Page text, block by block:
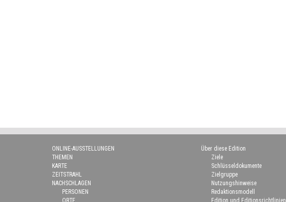
ONLINE-AUSSTELLUNGEN
THEMEN
KARTE
ZEITSTRAHL
NACHSCHLAGEN
PERSONEN
ORTE
Über diese Edition
Ziele
Schlüsseldokumente
Zielgruppe
Nutzungshinweise
Redaktionsmodell
Edition und Editionsrichtlinien